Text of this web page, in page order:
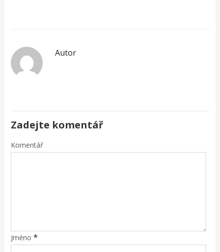
Autor
Zadejte komentář
Komentář
Jméno *